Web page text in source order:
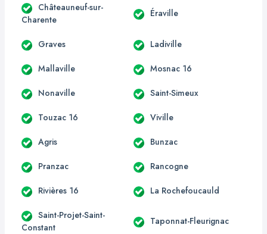
Châteauneuf-sur-
Charente
Éraville
Graves Ladiville
Mallaville Mosnac 16
Nonaville Saint-Simeux
Touzac 16 Viville
Agris Bunzac
Pranzac Rancogne
Rivières 16 La Rochefoucauld
Saint-Projet-Saint-
Constant
Taponnat-Fleurignac